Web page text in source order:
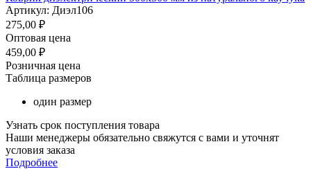
Артикул: Диэл106
275,00 ₽
Оптовая цена
459,00 ₽
Розничная цена
Таблица размеров
один размер
Узнать срок поступления товара
Наши менеджеры обязательно свяжутся с вами и уточнят
условия заказа
Подробнее